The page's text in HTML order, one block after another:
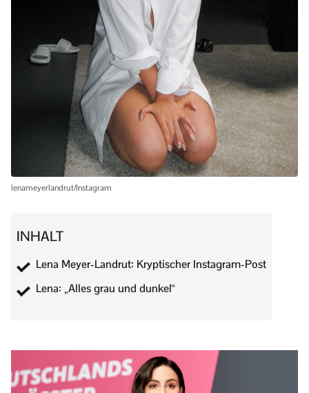
lenameyerlandrut/Instagram
INHALT
Lena Meyer-Landrut: Kryptischer Instagram-Post
Lena: „Alles grau und dunkel“